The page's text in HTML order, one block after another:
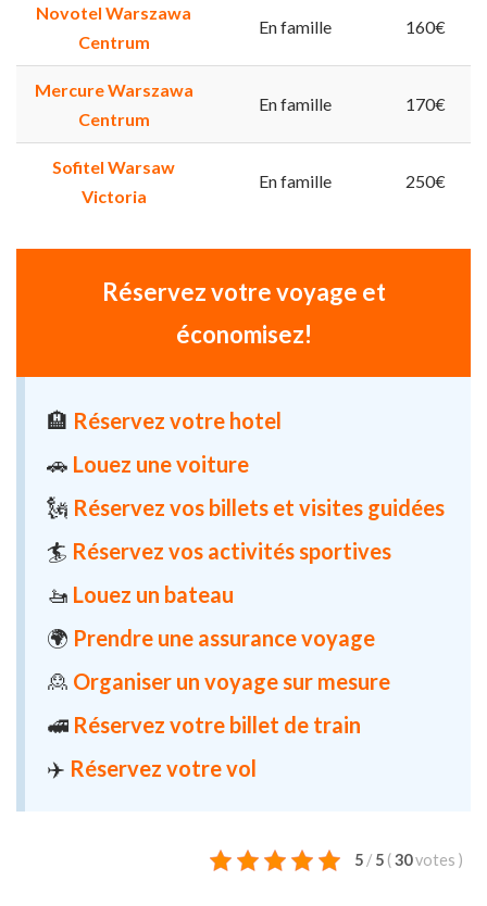
Novotel Warszawa
Centrum
En famille 160€
Mercure Warszawa
Centrum
En famille 170€
Sofitel Warsaw
Victoria
En famille 250€
Réservez votre voyage et
économisez!
🏨 Réservez votre hotel
🚗 Louez une voiture
🗽 Réservez vos billets et visites guidées
🏄 Réservez vos activités sportives
🚤 Louez un bateau
🌍 Prendre une assurance voyage
🙎 Organiser un voyage sur mesure
🚅 Réservez votre billet de train
✈️ Réservez votre vol
5 / 5 ( 30 votes )